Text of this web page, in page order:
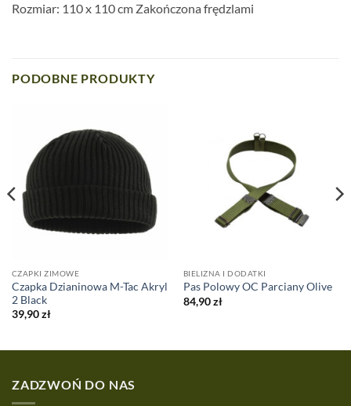
Rozmiar: 110 x 110 cm Zakończona frędzlami
PODOBNE PRODUKTY
CZAPKI ZIMOWE
Czapka Dzianinowa M-Tac Akryl
2 Black
39,90zł
BIELIZNA I DODATKI
Pas Polowy OC Parciany Olive
84,90zł
ZADZWOŃ DO NAS